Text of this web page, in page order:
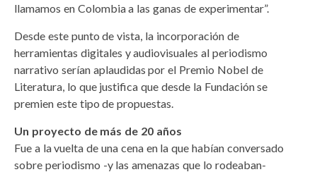
llamamos en Colombia a las ganas de experimentar”.
Desde este punto de vista, la incorporación de
herramientas digitales y audiovisuales al periodismo
narrativo serían aplaudidas por el Premio Nobel de
Literatura, lo que justifica que desde la Fundación se
premien este tipo de propuestas.
Un proyecto de más de 20 años
Fue a la vuelta de una cena en la que habían conversado
sobre periodismo -y las amenazas que lo rodeaban-